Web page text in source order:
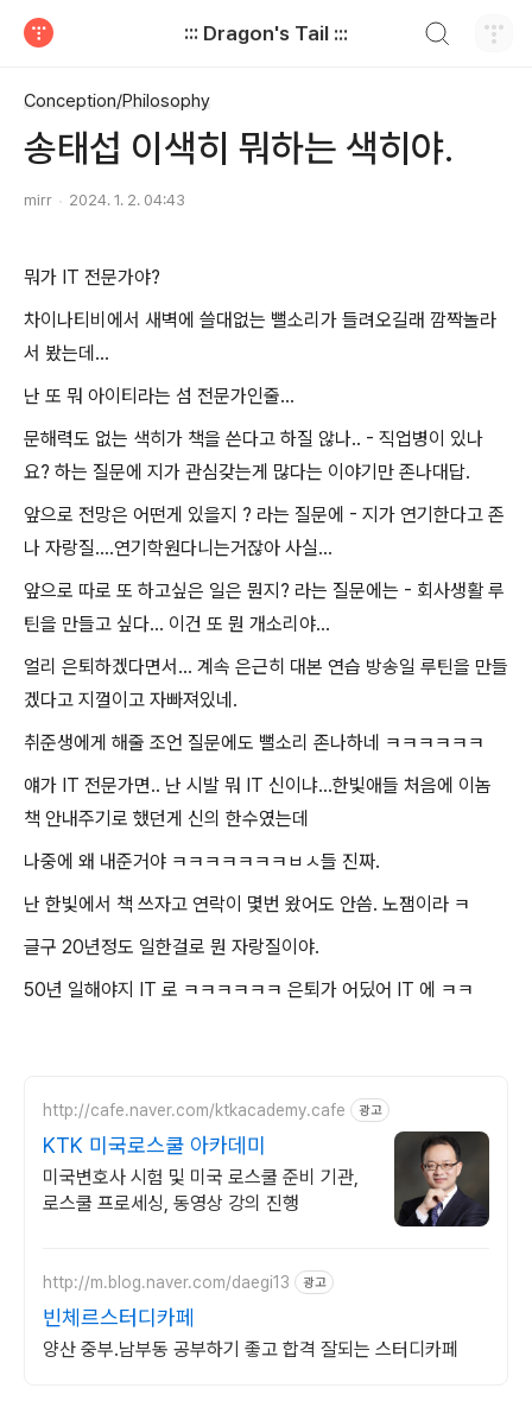
::: Dragon's Tail :::
Conception/Philosophy
송태섭 이색히 뭐하는 색히야.
mirr 2024. 1. 2. 04:43
뭐가 IT 전문가야?
차이나티비에서 새벽에 쓸대없는 뻘소리가 들려오길래 깜짝놀라
서 봤는데...
난 또 뭐 아이티라는 섬 전문가인줄...
문해력도 없는 색히가 책을 쓴다고 하질 않나.. - 직업병이 있나
요? 하는 질문에 지가 관심갖는게 많다는 이야기만 존나대답.
앞으로 전망은 어떤게 있을지 ? 라는 질문에 - 지가 연기한다고 존
나 자랑질....연기학원다니는거잖아 사실...
앞으로 따로 또 하고싶은 일은 뭔지? 라는 질문에는 - 회사생활 루
틴을 만들고 싶다... 이건 또 뭔 개소리야...
얼리 은퇴하겠다면서... 계속 은근히 대본 연습 방송일 루틴을 만들
겠다고 지껄이고 자빠져있네.
취준생에게 해줄 조언 질문에도 뻘소리 존나하네 ㅋㅋㅋㅋㅋㅋ
얘가 IT 전문가면.. 난 시발 뭐 IT 신이냐...한빛애들 처음에 이놈
책 안내주기로 했던게 신의 한수였는데
나중에 왜 내준거야 ㅋㅋㅋㅋㅋㅋㅋㅂㅅ들 진짜.
난 한빛에서 책 쓰자고 연락이 몇번 왔어도 안씀. 노잼이라 ㅋ
글구 20년정도 일한걸로 뭔 자랑질이야.
50년 일해야지 IT 로 ㅋㅋㅋㅋㅋㅋ 은퇴가 어딨어 IT 에 ㅋㅋ
http://cafe.naver.com/ktkacademy.cafe 광고
KTK 미국로스쿨 아카데미
미국변호사 시험 및 미국 로스쿨 준비 기관,
로스쿨 프로세싱, 동영상 강의 진행
http://m.blog.naver.com/daegi13 광고
빈체르스터디카페
양산 중부.남부동 공부하기 좋고 합격 잘되는 스터디카페